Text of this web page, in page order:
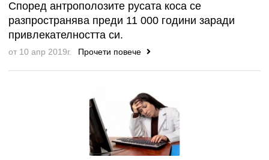
Според антрополозите русата коса се
разпространява преди 11 000 години заради
привлекателността си.
от 10 апр 2019г. Прочети повече